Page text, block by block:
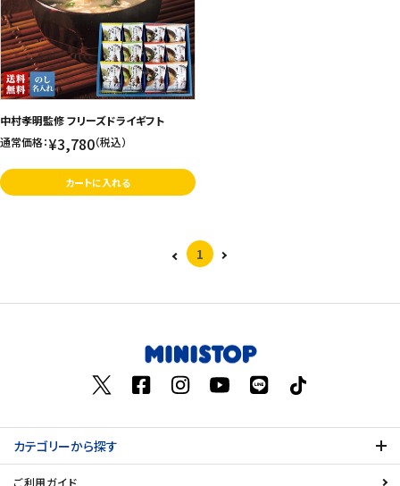
SHOP GUIDE
ご利用ガイド
お問い合わせ
特定商取引法表示について
プライバシーポリシー
中村孝明監修 フリーズドライギフト
通常価格：¥3,780（税込）
カートに入れる
1
カテゴリーから探す
ご利用ガイド